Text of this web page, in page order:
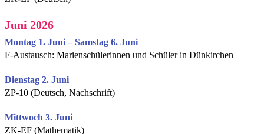
Juni 2026
Montag 1. Juni – Samstag 6. Juni
F-Austausch: Marienschülerinnen und Schüler in Dünkirchen
Dienstag 2. Juni
ZP-10 (Deutsch, Nachschrift)
Mittwoch 3. Juni
ZK-EF (Mathematik)